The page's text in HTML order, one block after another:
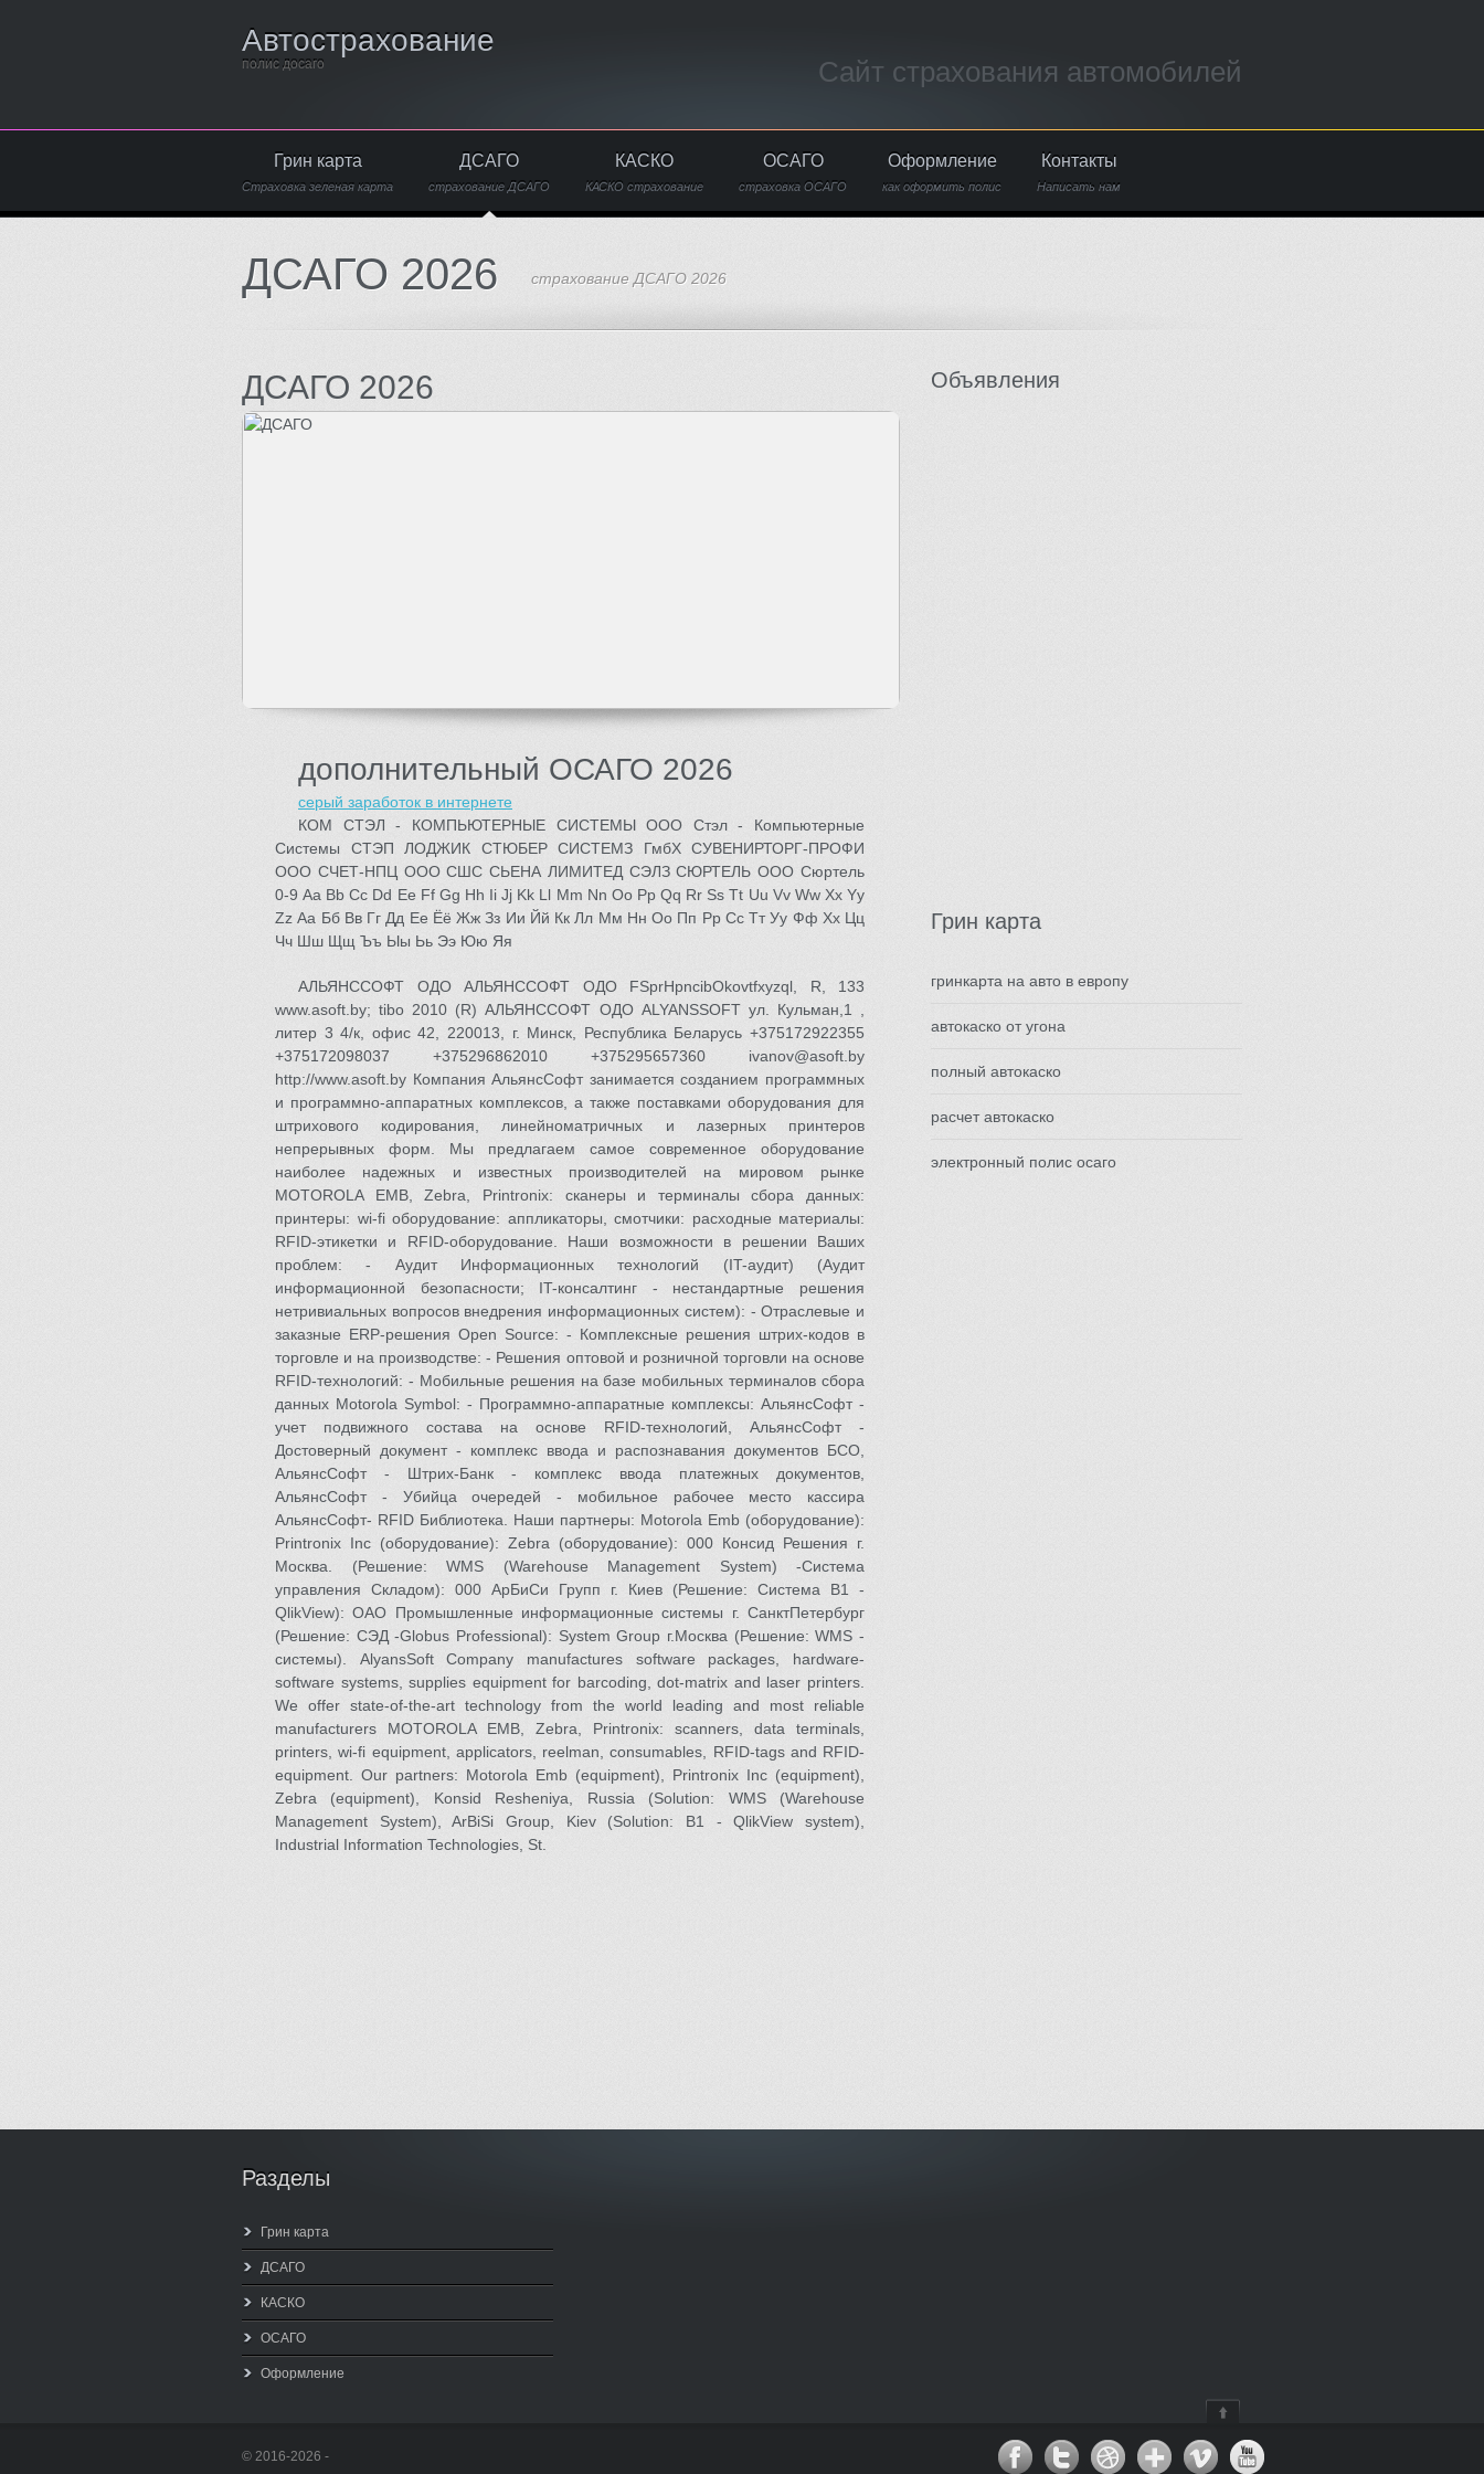
Автострахование
полис досаго Сайт страхования автомобилей
Грин карта
Страховка зеленая карта
ДСАГО
страхование ДСАГО
КАСКО
КАСКО страхование
ОСАГО
страховка ОСАГО
Оформление
как оформить полис
Контакты
Написать нам
ДСАГО 2026 страхование ДСАГО 2026
ДСАГО 2026
дополнительный ОСАГО 2026
серый заработок в интернете
КОМ СТЭЛ - КОМПЬЮТЕРНЫЕ СИСТЕМЫ ООО Стэл - Компьютерные
Системы СТЭП ЛОДЖИК СТЮБЕР СИСТЕМЗ ГмбХ СУВЕНИРТОРГ-ПРОФИ
ООО СЧЕТ-НПЦ ООО СШС СЬЕНА ЛИМИТЕД СЭЛЗ СЮРТЕЛЬ ООО Сюртель
0-9 Aa Bb Cc Dd Ee Ff Gg Hh Ii Jj Kk Ll Mm Nn Oo Pp Qq Rr Ss Tt Uu Vv Ww Xx Yy
Zz Аа Бб Вв Гг Дд Ее Ёё Жж Зз Ии Йй Кк Лл Мм Нн Оо Пп Рр Сс Тт Уу Фф Хх Цц
Чч Шш Щщ Ъъ Ыы Ьь Ээ Юю Яя
АЛЬЯНССОФТ ОДО АЛЬЯНССОФТ ОДО FSprHpncibOkovtfxyzql, R, 133
www.asoft.by; tibo 2010 (R) АЛЬЯНССОФТ ОДО ALYANSSOFT ул. Кульман,1 ,
литер 3 4/к, офис 42, 220013, г. Минск, Республика Беларусь +375172922355
+375172098037 +375296862010 +375295657360 ivanov@asoft.by
http://www.asoft.by Компания АльянсСофт занимается созданием программных
и программно-аппаратных комплексов, а также поставками оборудования для
штрихового кодирования, линейноматричных и лазерных принтеров
непрерывных форм. Мы предлагаем самое современное оборудование
наиболее надежных и известных производителей на мировом рынке
MOTOROLA EMB, Zebra, Printronix: сканеры и терминалы сбора данных:
принтеры: wi-fi оборудование: аппликаторы, смотчики: расходные материалы:
RFID-этикетки и RFID-оборудование. Наши возможности в решении Ваших
проблем: - Аудит Информационных технологий (IT-аудит) (Аудит
информационной безопасности; IT-консалтинг - нестандартные решения
нетривиальных вопросов внедрения информационных систем): - Отраслевые и
заказные ERP-решения Open Source: - Комплексные решения штрих-кодов в
торговле и на производстве: - Решения оптовой и розничной торговли на основе
RFID-технологий: - Мобильные решения на базе мобильных терминалов сбора
данных Motorola Symbol: - Программно-аппаратные комплексы: АльянсСофт -
учет подвижного состава на основе RFID-технологий, АльянсСофт -
Достоверный документ - комплекс ввода и распознавания документов БСО,
АльянсСофт - Штрих-Банк - комплекс ввода платежных документов,
АльянсСофт - Убийца очередей - мобильное рабочее место кассира
АльянсСофт- RFID Библиотека. Наши партнеры: Motorola Emb (оборудование):
Printronix Inc (оборудование): Zebra (оборудование): 000 Консид Решения г.
Москва. (Решение: WMS (Warehouse Management System) -Система
управления Складом): 000 АрБиСи Групп г. Киев (Решение: Система В1 -
QlikView): ОАО Промышленные информационные системы г. СанктПетербург
(Решение: СЭД -Globus Professional): System Group г.Москва (Решение: WMS -
системы). AlyansSoft Company manufactures software packages, hardware-
software systems, supplies equipment for barcoding, dot-matrix and laser printers.
We offer state-of-the-art technology from the world leading and most reliable
manufacturers MOTOROLA EMB, Zebra, Printronix: scanners, data terminals,
printers, wi-fi equipment, applicators, reelman, consumables, RFID-tags and RFID-
equipment. Our partners: Motorola Emb (equipment), Printronix Inc (equipment),
Zebra (equipment), Konsid Resheniya, Russia (Solution: WMS (Warehouse
Management System), ArBiSi Group, Kiev (Solution: В1 - QlikView system),
Industrial Information Technologies, St.
Объявления
Грин карта
гринкарта на авто в европу
автокаско от угона
полный автокаско
расчет автокаско
электронный полис осаго
Разделы
Грин карта
ДСАГО
КАСКО
ОСАГО
Оформление
© 2016-2026 -